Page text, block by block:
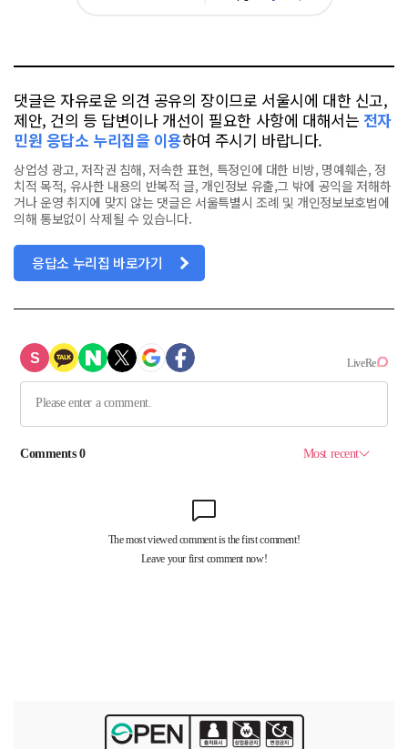
댓글은 자유로운 의견 공유의 장이므로 서울시에 대한 신고,
제안, 건의 등 답변이나 개선이 필요한 사항에 대해서는 전자
민원 응답소 누리집을 이용하여 주시기 바랍니다.
상업성 광고, 저작권 침해, 저속한 표현, 특정인에 대한 비방, 명예훼손, 정
치적 목적, 유사한 내용의 반복적 글, 개인정보 유출,그 밖에 공익을 저해하
거나 운영 취지에 맞지 않는 댓글은 서울특별시 조례 및 개인정보보호법에
의해 통보없이 삭제될 수 있습니다.
응답소 누리집 바로가기